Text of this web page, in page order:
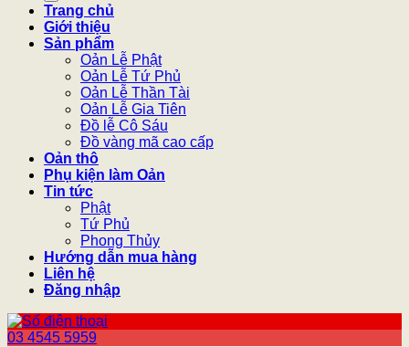
Trang chủ
Giới thiệu
Sản phẩm
Oản Lễ Phật
Oản Lễ Tứ Phủ
Oản Lễ Thần Tài
Oản Lễ Gia Tiên
Đồ lễ Cô Sáu
Đồ vàng mã cao cấp
Oản thô
Phụ kiện làm Oản
Tin tức
Phật
Tứ Phủ
Phong Thủy
Hướng dẫn mua hàng
Liên hệ
Đăng nhập
03 4545 5959